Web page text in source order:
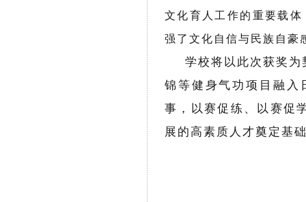
文化育人工作的重要载
强了文化自信与民族自豪
学校将以此次获奖为
锦等健身气功项目融入
事，以赛促练、以赛促
展的高素质人才奠定基